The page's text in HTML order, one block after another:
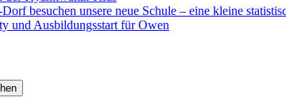
besuchen unsere neue Schule – eine kleine
und Ausbildungsstart für Owen